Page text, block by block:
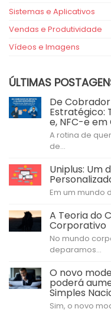
Sistemas e Aplicativos
Vendas e Produtividade
Vídeos e Imagens
ÚLTIMAS
De
Estratégico:
e, NFC-e
A rotina de
de...
Uniplus: Um
Em um mundo
A Teoria do
Corporativo
No mundo
deparamos...
O novo
poderá
Simples
Sim, o novo